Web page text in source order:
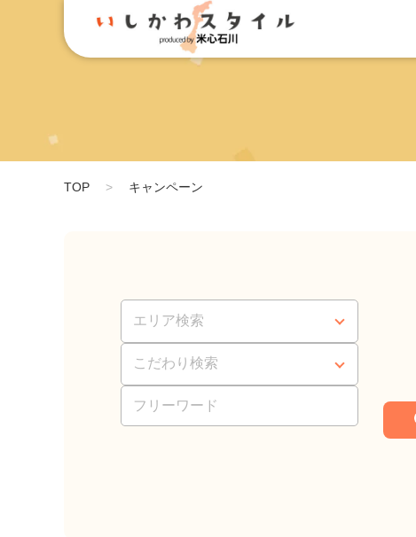
TOP キャンペーン
エリア検索
こだわり検索